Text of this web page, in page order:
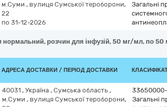
м.Суми , вулиця Сумської тероборони,
22
по 31-12-2026
Загальні
нормальний, розчин для інфузій, 50 мг/мл, по 50
АДРЕСА ДОСТАВКИ / ПЕРІОД ДОСТАВКИ
40031 , Україна , Сумська область ,
м.Суми , вулиця Сумської тероборони,
Загальні